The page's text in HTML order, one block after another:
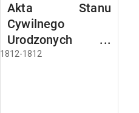
Akta Stanu
Cywilnego
Urodzonych w
Gminie Jeleniewo
1812-1812